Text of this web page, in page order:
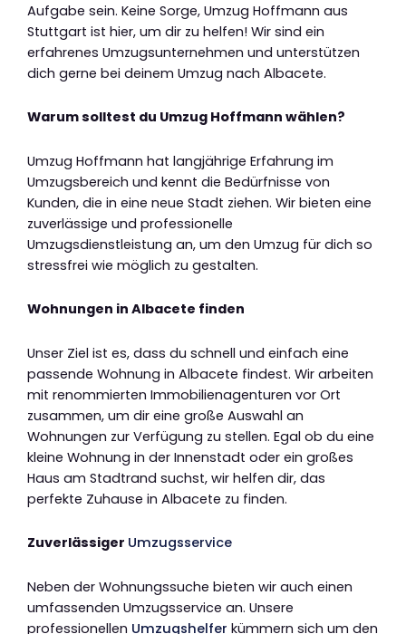
Aufgabe sein. Keine Sorge, Umzug Hoffmann aus
Stuttgart ist hier, um dir zu helfen! Wir sind ein
erfahrenes Umzugsunternehmen und unterstützen
dich gerne bei deinem Umzug nach Albacete.
Warum solltest du Umzug Hoffmann wählen?
Umzug Hoffmann hat langjährige Erfahrung im
Umzugsbereich und kennt die Bedürfnisse von
Kunden, die in eine neue Stadt ziehen. Wir bieten eine
zuverlässige und professionelle
Umzugsdienstleistung an, um den Umzug für dich so
stressfrei wie möglich zu gestalten.
Wohnungen in Albacete finden
Unser Ziel ist es, dass du schnell und einfach eine
passende Wohnung in Albacete findest. Wir arbeiten
mit renommierten Immobilienagenturen vor Ort
zusammen, um dir eine große Auswahl an
Wohnungen zur Verfügung zu stellen. Egal ob du eine
kleine Wohnung in der Innenstadt oder ein großes
Haus am Stadtrand suchst, wir helfen dir, das
perfekte Zuhause in Albacete zu finden.
Zuverlässiger Umzugsservice
Neben der Wohnungssuche bieten wir auch einen
umfassenden Umzugsservice an. Unsere
professionellen Umzugshelfer kümmern sich um den